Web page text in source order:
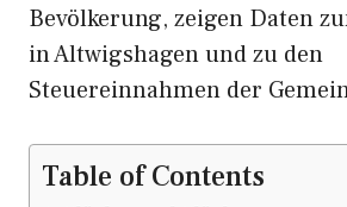
Bevölkerung, zeigen Daten
in Altwigshagen und zu den
Steuereinnahmen der
Table of Contents